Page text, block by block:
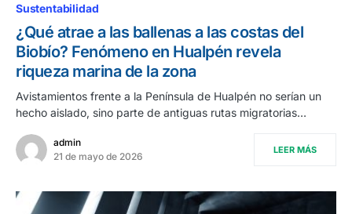
Sustentabilidad
¿Qué atrae a las ballenas a las costas del
Biobío? Fenómeno en Hualpén revela
riqueza marina de la zona
Avistamientos frente a la Península de Hualpén no serían un
hecho aislado, sino parte de antiguas rutas migratorias…
admin
21 de mayo de 2026
LEER MÁS